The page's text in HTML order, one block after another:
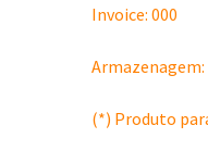
Invoice: 000
(*) Produto